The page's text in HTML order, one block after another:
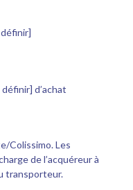
d’achat
Colissimo. Les
de l’acquéreur à
transporteur.